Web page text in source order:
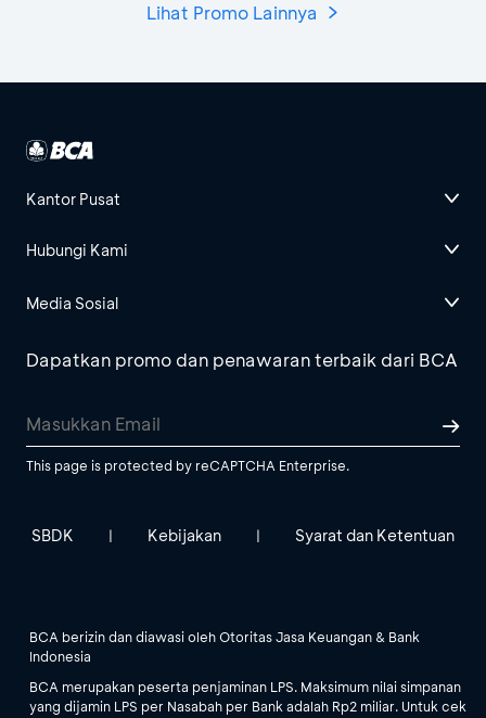
Lihat Promo Lainnya
Kantor Pusat
Hubungi Kami
Media Sosial
Dapatkan promo dan penawaran terbaik dari BCA
This page is protected by reCAPTCHA Enterprise.
SBDK | Kebijakan | Syarat dan Ketentuan
BCA berizin dan diawasi oleh Otoritas Jasa Keuangan & Bank
Indonesia
BCA merupakan peserta penjaminan LPS. Maksimum nilai simpanan
yang dijamin LPS per Nasabah per Bank adalah Rp2 miliar. Untuk cek